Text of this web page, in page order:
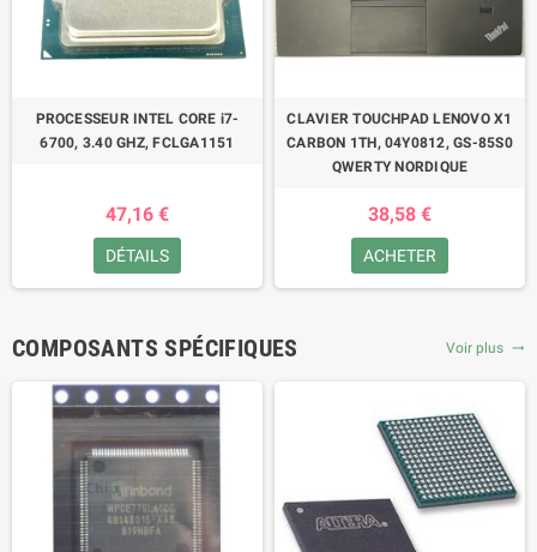
PROCESSEUR INTEL CORE i7-
6700, 3.40 GHZ, FCLGA1151
47,16 €
DÉTAILS
CLAVIER TOUCHPAD LENOVO X1
CARBON 1TH, 04Y0812, GS-85S0
QWERTY NORDIQUE
38,58 €
ACHETER
COMPOSANTS SPÉCIFIQUES Voir plus trending_flat